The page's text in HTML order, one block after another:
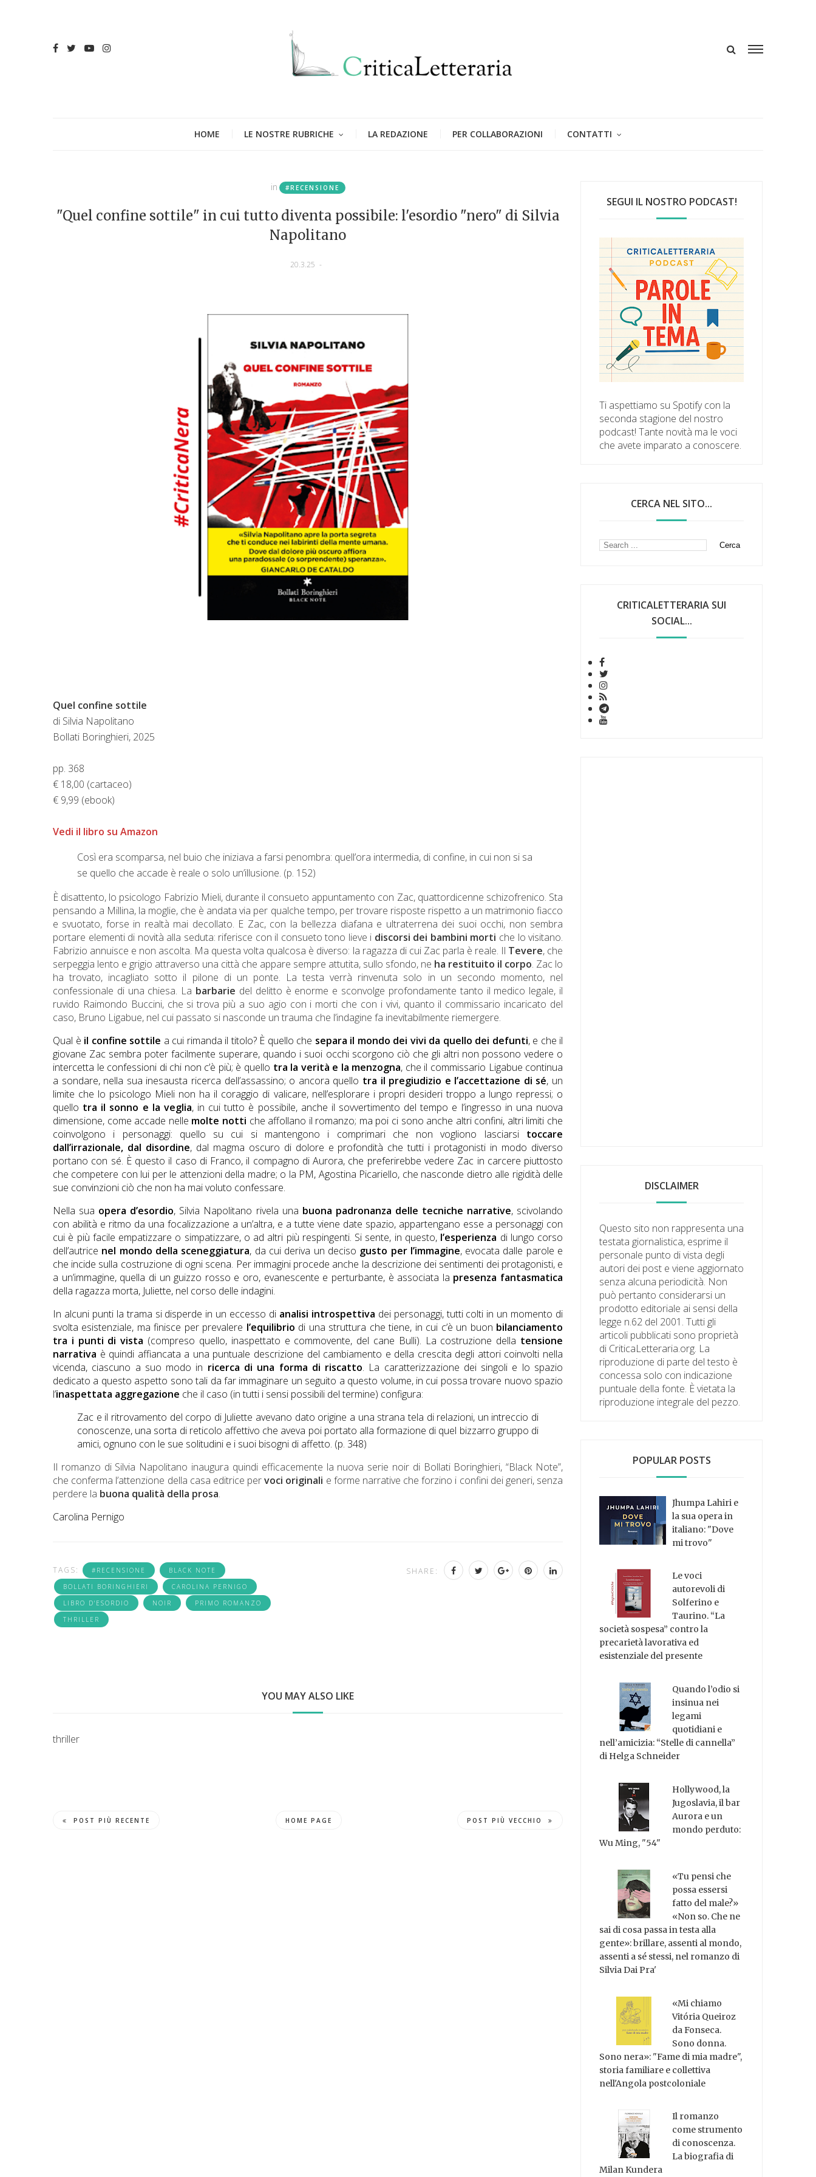
HOME LE NOSTRE RUBRICHE LA REDAZIONE PER COLLABORAZIONI CONTATTI
in #RECENSIONE
"Quel confine sottile" in cui tutto diventa possibile: l'esordio "nero" di Silvia
Napolitano
20.3.25 -
Quel confine sottile
di Silvia Napolitano
Bollati Boringhieri, 2025
pp. 368
€ 18,00 (cartaceo)
€ 9,99 (ebook)
Vedi il libro su Amazon
Così era scomparsa, nel buio che iniziava a farsi penombra: quell’ora intermedia, di confine, in cui non si sa
se quello che accade è reale o solo un’illusione. (p. 152)
È disattento, lo psicologo Fabrizio Mieli, durante il consueto appuntamento con Zac, quattordicenne schizofrenico. Sta
pensando a Millina, la moglie, che è andata via per qualche tempo, per trovare risposte rispetto a un matrimonio fiacco
e svuotato, forse in realtà mai decollato. E Zac, con la bellezza diafana e ultraterrena dei suoi occhi, non sembra
portare elementi di novità alla seduta: riferisce con il consueto tono lieve i discorsi dei bambini morti che lo visitano.
Fabrizio annuisce e non ascolta. Ma questa volta qualcosa è diverso: la ragazza di cui Zac parla è reale. Il Tevere, che
serpeggia lento e grigio attraverso una città che appare sempre attutita, sullo sfondo, ne ha restituito il corpo. Zac lo
ha trovato, incagliato sotto il pilone di un ponte. La testa verrà rinvenuta solo in un secondo momento, nel
confessionale di una chiesa. La barbarie del delitto è enorme e sconvolge profondamente tanto il medico legale, il
ruvido Raimondo Buccini, che si trova più a suo agio con i morti che con i vivi, quanto il commissario incaricato del
caso, Bruno Ligabue, nel cui passato si nasconde un trauma che l’indagine fa inevitabilmente riemergere.
Qual è il confine sottile a cui rimanda il titolo? È quello che separa il mondo dei vivi da quello dei defunti, e che il
giovane Zac sembra poter facilmente superare, quando i suoi occhi scorgono ciò che gli altri non possono vedere o
intercetta le confessioni di chi non c’è più; è quello tra la verità e la menzogna, che il commissario Ligabue continua
a sondare, nella sua inesausta ricerca dell’assassino; o ancora quello tra il pregiudizio e l’accettazione di sé, un
limite che lo psicologo Mieli non ha il coraggio di valicare, nell’esplorare i propri desideri troppo a lungo repressi; o
quello tra il sonno e la veglia, in cui tutto è possibile, anche il sovvertimento del tempo e l’ingresso in una nuova
dimensione, come accade nelle molte notti che affollano il romanzo; ma poi ci sono anche altri confini, altri limiti che
coinvolgono i personaggi: quello su cui si mantengono i comprimari che non vogliono lasciarsi toccare
dall’irrazionale, dal disordine, dal magma oscuro di dolore e profondità che tutti i protagonisti in modo diverso
portano con sé. È questo il caso di Franco, il compagno di Aurora, che preferirebbe vedere Zac in carcere piuttosto
che competere con lui per le attenzioni della madre; o la PM, Agostina Picariello, che nasconde dietro alle rigidità delle
sue convinzioni ciò che non ha mai voluto confessare.
Nella sua opera d’esordio, Silvia Napolitano rivela una buona padronanza delle tecniche narrative, scivolando
con abilità e ritmo da una focalizzazione a un’altra, e a tutte viene date spazio, appartengano esse a personaggi con
cui è più facile empatizzare o simpatizzare, o ad altri più respingenti. Si sente, in questo, l’esperienza di lungo corso
dell’autrice nel mondo della sceneggiatura, da cui deriva un deciso gusto per l’immagine, evocata dalle parole e
che incide sulla costruzione di ogni scena. Per immagini procede anche la descrizione dei sentimenti dei protagonisti, e
a un’immagine, quella di un guizzo rosso e oro, evanescente e perturbante, è associata la presenza fantasmatica
della ragazza morta, Juliette, nel corso delle indagini.
In alcuni punti la trama si disperde in un eccesso di analisi introspettiva dei personaggi, tutti colti in un momento di
svolta esistenziale, ma finisce per prevalere l’equilibrio di una struttura che tiene, in cui c’è un buon bilanciamento
tra i punti di vista (compreso quello, inaspettato e commovente, del cane Bulli). La costruzione della tensione
narrativa è quindi affiancata a una puntuale descrizione del cambiamento e della crescita degli attori coinvolti nella
vicenda, ciascuno a suo modo in ricerca di una forma di riscatto. La caratterizzazione dei singoli e lo spazio
dedicato a questo aspetto sono tali da far immaginare un seguito a questo volume, in cui possa trovare nuovo spazio
l’inaspettata aggregazione che il caso (in tutti i sensi possibili del termine) configura:
Zac e il ritrovamento del corpo di Juliette avevano dato origine a una strana tela di relazioni, un intreccio di
conoscenze, una sorta di reticolo affettivo che aveva poi portato alla formazione di quel bizzarro gruppo di
amici, ognuno con le sue solitudini e i suoi bisogni di affetto. (p. 348)
Il romanzo di Silvia Napolitano inaugura quindi efficacemente la nuova serie noir di Bollati Boringhieri, “Black Note”,
che conferma l’attenzione della casa editrice pervoci originali e forme narrative che forzino i confini dei generi, senza
perdere la buona qualità della prosa.
Carolina Pernigo
TAGS: #RECENSIONE
BLACK NOTE
BOLLATI BORINGHIERI
CAROLINA PERNIGO
LIBRO D'ESORDIO
NOIR
PRIMO ROMANZO
THRILLER
SHARE:
YOU MAY ALSO LIKE
thriller
POST PIÙ RECENTE HOME PAGE POST PIÙ VECCHIO
SEGUI IL NOSTRO PODCAST!
Ti aspettiamo su Spotify con la
seconda stagione del nostro
podcast! Tante novità ma le voci
che avete imparato a conoscere.
CERCA NEL SITO...
CRITICALETTERARIA SUI
SOCIAL...
DISCLAIMER
Questo sito non rappresenta una
testata giornalistica, esprime il
personale punto di vista degli
autori dei post e viene aggiornato
senza alcuna periodicità. Non
può pertanto considerarsi un
prodotto editoriale ai sensi della
legge n.62 del 2001. Tutti gli
articoli pubblicati sono proprietà
di CriticaLetteraria.org. La
riproduzione di parte del testo è
concessa solo con indicazione
puntuale della fonte. È vietata la
riproduzione integrale del pezzo.
POPULAR POSTS
Jhumpa Lahiri e
la sua opera in
italiano: "Dove
mi trovo"
Le voci
autorevoli di
Solferino e
Taurino. “La
società sospesa” contro la
precarietà lavorativa ed
esistenziale del presente
Quando l’odio si
insinua nei
legami
quotidiani e
nell’amicizia: “Stelle di cannella”
di Helga Schneider
Hollywood, la
Jugoslavia, il bar
Aurora e un
mondo perduto:
Wu Ming, "54"
«Tu pensi che
possa essersi
fatto del male?»
«Non so. Che ne
sai di cosa passa in testa alla
gente»: brillare, assenti al mondo,
assenti a sé stessi, nel romanzo di
Silvia Dai Pra'
«Mi chiamo
Vitória Queiroz
da Fonseca.
Sono donna.
Sono nera»: "Fame di mia madre",
storia familiare e collettiva
nell'Angola postcoloniale
Il romanzo
come strumento
di conoscenza.
La biografia di
Milan Kundera